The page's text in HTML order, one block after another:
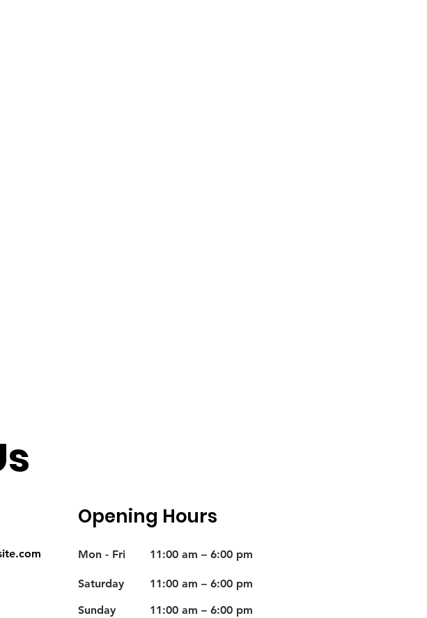
Opening Hours
Mon - Fri 11:00 am – 6:00 pm
Saturday
11:00 am – 6:00 pm
​Sunday
11:00 am – 6:00 pm